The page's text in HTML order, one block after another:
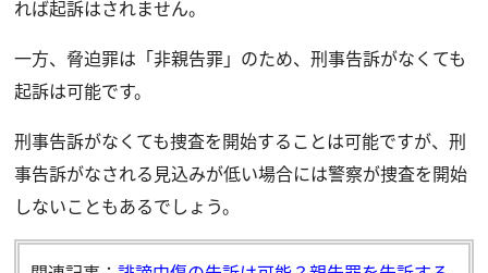
れば起訴はされません。
一方、脅迫罪は「非親告罪」のため、刑事告訴がなくても
起訴は可能です。
刑事告訴がなくても捜査を開始することは可能ですが、刑
事告訴がなされる見込みが低い場合には警察が捜査を開始
しないこともあるでしょう。